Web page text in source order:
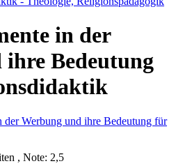
in der
Bedeutung
, Note: 2,5